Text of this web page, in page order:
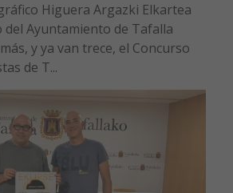
Higuera Argazki Elkartea
del Ayuntamiento de Tafalla
y ya van trece, el Concurso
de T...